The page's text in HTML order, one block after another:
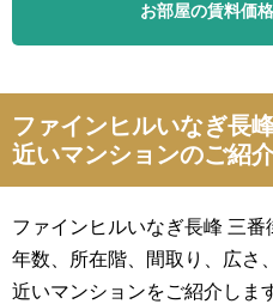
お部屋の賃料価
ファインヒルいなぎ長
近いマンションのご紹
ファインヒルいなぎ長峰 三
年数、所在階、間取り、広さ
近いマンションをご紹介しま